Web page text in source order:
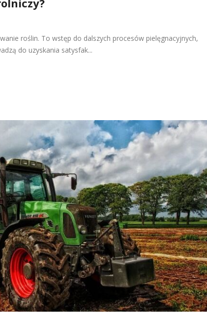
roślin. To wstęp do dalszych procesów pielęgnacyjnych,
do uzyskania satysfak...